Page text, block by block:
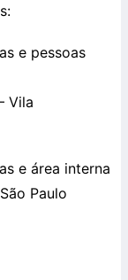
Vila
Paulo